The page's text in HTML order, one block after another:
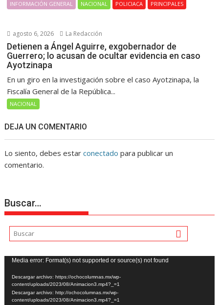
INFORMACIÓN GENERAL NACIONAL POLICIACA PRINCIPALES
agosto 6, 2026 La Redacción
Detienen a Ángel Aguirre, exgobernador de
Guerrero; lo acusan de ocultar evidencia en caso
Ayotzinapa
En un giro en la investigación sobre el caso Ayotzinapa, la
Fiscalía General de la República...
NACIONAL
DEJA UN COMENTARIO
Lo siento, debes estarconectado para publicar un
comentario.
Buscar…
Reproductor
de
vídeo
Media error: Format(s) not supported or source(s) not found
Descargar archivo: https://ochocolumnas.mx/wp-
content/uploads/2023/08/Animacion3.mp4?_=1
Descargar archivo: http://ochocolumnas.mx/wp-
content/uploads/2023/08/Animacion3.mp4?_=1